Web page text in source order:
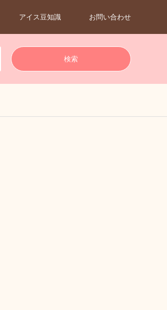
アイス豆知識 お問い合わせ